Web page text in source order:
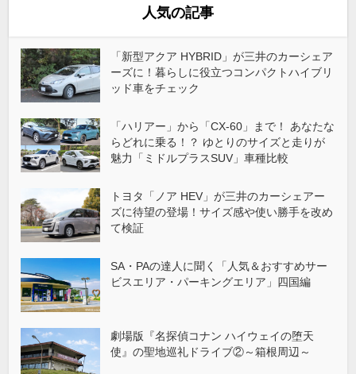
人気の記事
「新型アクア HYBRID」が三井のカーシェア
ーズに！暮らしに役立つコンパクトハイブリ
ッド車をチェック
「ハリアー」から「CX-60」まで！ あなたな
らどれに乗る！？ ゆとりのサイズと走りが
魅力「ミドルプラスSUV」車種比較
トヨタ「ノア HEV」が三井のカーシェアー
ズに待望の登場！サイズ感や使い勝手を改め
て検証
SA・PAの達人に聞く「人気＆おすすめサー
ビスエリア・パーキングエリア」四国編
劇場版『名探偵コナン ハイウェイの堕天
使』の聖地巡礼ドライブ②～箱根周辺～